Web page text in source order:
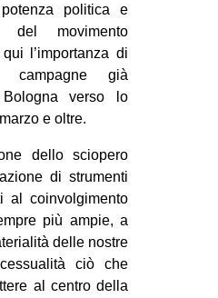
politica e
del movimento
l’importanza di
campagne già
verso lo
e oltre.
dello sciopero
di strumenti
al coinvolgimento
più ampie, a
delle nostre
ciò che
al centro della